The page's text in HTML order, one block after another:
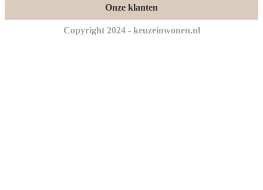
Onze klanten
Copyright 2024 - keuzeinwonen.nl